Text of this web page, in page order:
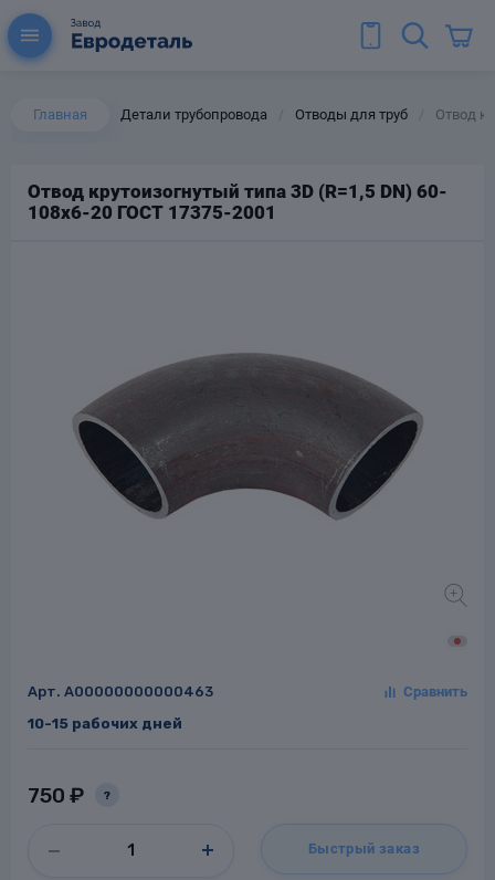
Главная Детали трубопровода Отводы для труб Отвод
Отвод крутоизогнутый типа 3D (R=1,5 DN) 60-
108х6-20 ГОСТ 17375-2001
Арт. A00000000000463
10-15 рабочих дней
750 ₽ ?
Быстрый заказ
для труб
стальные